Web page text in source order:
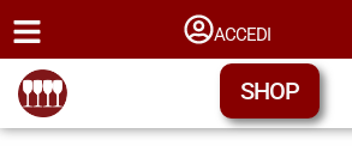
ACCEDI
SHOP